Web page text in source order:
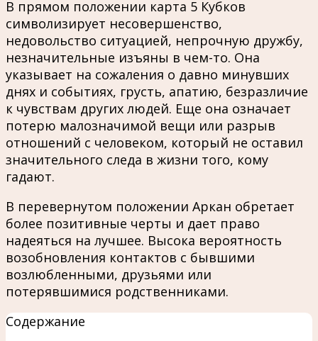
В прямом положении карта 5 Кубков
символизирует несовершенство,
недовольство ситуацией, непрочную дружбу,
незначительные изъяны в чем-то. Она
указывает на сожаления о давно минувших
днях и событиях, грусть, апатию, безразличие
к чувствам других людей. Еще она означает
потерю малозначимой вещи или разрыв
отношений с человеком, который не оставил
значительного следа в жизни того, кому
гадают.
В перевернутом положении Аркан обретает
более позитивные черты и дает право
надеяться на лучшее. Высока вероятность
возобновления контактов с бывшими
возлюбленными, друзьями или
потерявшимися родственниками.
Содержание